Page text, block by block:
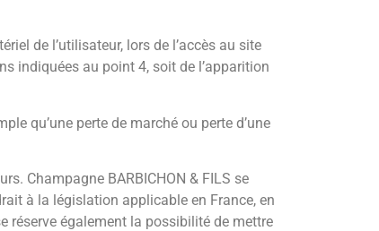
de l’utilisateur, lors de l’accès au site
indiquées au point 4, soit de l’apparition
qu’une perte de marché ou perte d’une
Champagne BARBICHON & FILS se
à la législation applicable en France, en
réserve également la possibilité de mettre